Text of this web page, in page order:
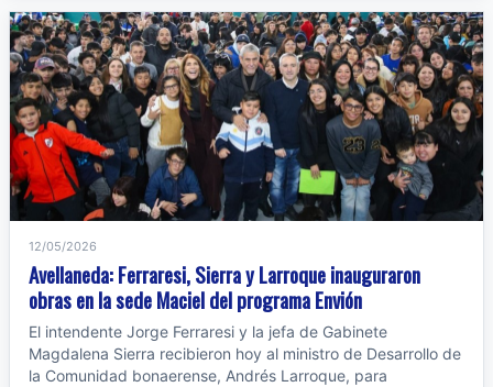
12/05/2026
Avellaneda: Ferraresi, Sierra y Larroque inauguraron
obras en la sede Maciel del programa Envión
El intendente Jorge Ferraresi y la jefa de Gabinete
Magdalena Sierra recibieron hoy al ministro de Desarrollo de
la Comunidad bonaerense, Andrés Larroque, para